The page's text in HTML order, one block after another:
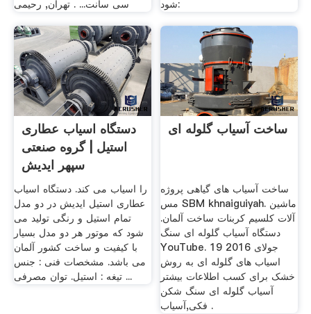
سی سانت... . تهران, رحیمی
شود:
دستگاه اسیاب عطاری
استیل | گروه صنعتی
سپهر ایدیش
را اسیاب می کند. دستگاه اسیاب
عطاری استیل ایدیش در دو مدل
تمام استیل و رنگی تولید می
شود که موتور هر دو مدل بسیار
با کیفیت و ساخت کشور آلمان
می باشد. مشخصات فنی : جنس
تیغه : استیل. توان مصرفی ...
ساخت آسیاب گلوله ای
ساخت آسیاب های گیاهی پروژه
مس SBM khnaiguiyah. ماشین
آلات کلسیم کربنات ساخت آلمان.
دستگاه آسیاب گلوله ای سنگ
YouTube. 19 جولای 2016
اسیاب های گلوله ای به روش
خشک برای کسب اطلاعات بیشتر
آسیاب گلوله ای سنگ شکن
فکی,آسیاب .